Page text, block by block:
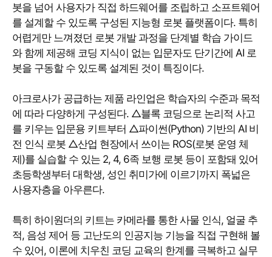
봇을 넘어 사용자가 직접 하드웨어를 조립하고 소프트웨어
를 설계할 수 있도록 구성된 지능형 로봇 플랫폼이다. 특히
어렵게만 느껴졌던 로봇 개발 과정을 단계별 학습 가이드
와 함께 제공해 코딩 지식이 없는 입문자도 단기간에 AI 로
봇을 구동할 수 있도록 설계된 것이 특징이다.
아크로사가 공급하는 제품 라인업은 학습자의 수준과 목적
에 따라 다양하게 구성된다. △블록 코딩으로 논리적 사고
를 키우는 입문용 키트부터 △파이썬(Python) 기반의 AI 비
전 인식 로봇 △산업 현장에서 쓰이는 ROS(로봇 운영 체
제)를 실습할 수 있는 2, 4, 6족 보행 로봇 등이 포함돼 있어
초등학생부터 대학생, 성인 취미가에 이르기까지 폭넓은
사용자층을 아우른다.
특히 하이원더의 키트는 카메라를 통한 사물 인식, 얼굴 추
적, 음성 제어 등 고난도의 인공지능 기능을 직접 구현해 볼
수 있어, 이론에 치우친 코딩 교육의 한계를 극복하고 실무